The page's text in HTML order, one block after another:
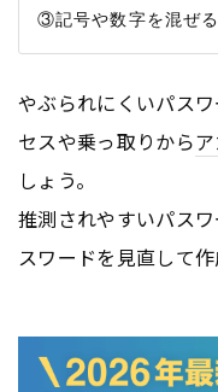
やぶられにくいパス
セスや乗っ取りから
しょう。
推測されやすいパス
スワードを見直して作